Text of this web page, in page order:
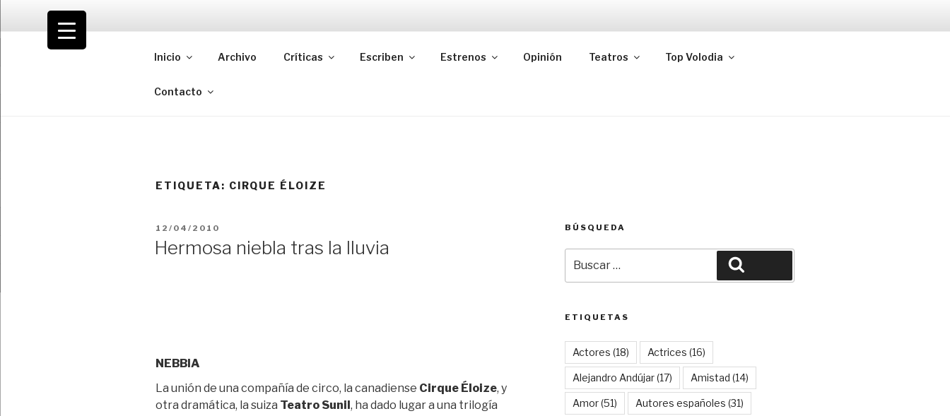
contenido
VOLODIA
Inicio Archivo Críticas Escriben Estrenos Opinión Teatros Top Volodia
Contacto
ETIQUETA: CIRQUE ÉLOIZE
PUBLICADO
12/04/2010
Hermosa niebla tras la lluvia
NEBBIA
La unión de una compañía de circo, la canadiense Cirque Éloize, y
otra dramática, la suiza Teatro Sunil, ha dado lugar a una trilogía
BÚSQUEDA
por:
ETIQUETAS
Actores (18) Actrices (16)
Alejandro Andújar(17) Amistad (14)
Amor(51) Autores españoles (31)